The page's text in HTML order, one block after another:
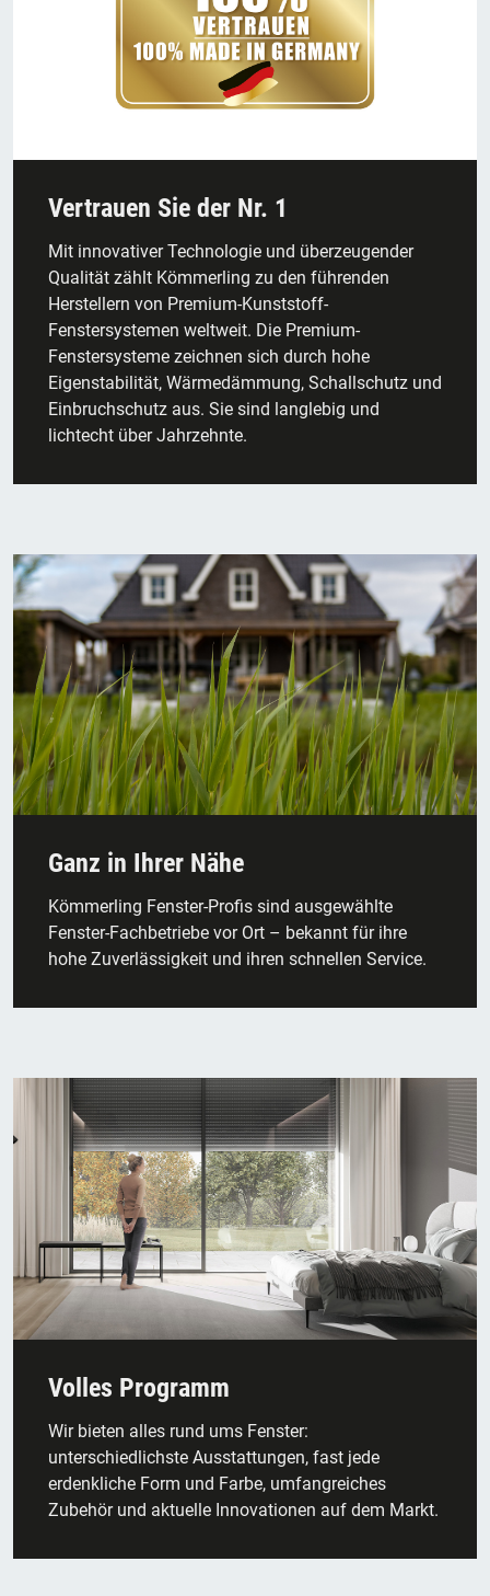
Vertrauen Sie der Nr. 1
Mit innovativer Technologie und überzeugender
Qualität zählt Kömmerling zu den führenden
Herstellern von Premium-Kunststoff-
Fenstersystemen weltweit. Die Premium-
Fenstersysteme zeichnen sich durch hohe
Eigenstabilität, Wärmedämmung, Schallschutz und
Einbruchschutz aus. Sie sind langlebig und
lichtecht über Jahrzehnte.
Ganz in Ihrer Nähe
Kömmerling Fenster-Profis sind ausgewählte
Fenster-Fachbetriebe vor Ort – bekannt für ihre
hohe Zuverlässigkeit und ihren schnellen Service.
Volles Programm
Wir bieten alles rund ums Fenster:
unterschiedlichste Ausstattungen, fast jede
erdenkliche Form und Farbe, umfangreiches
Zubehör und aktuelle Innovationen auf dem Markt.